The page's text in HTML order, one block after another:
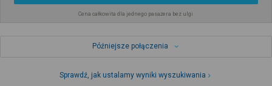
Cena całkowita dla jednego pasażera bez ulgi
Późniejsze połączenia
Sprawdź, jak ustalamy wyniki wyszukiwania